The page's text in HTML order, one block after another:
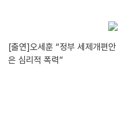
[출연]오세훈 “정부 세제개편안
은 심리적 폭력”